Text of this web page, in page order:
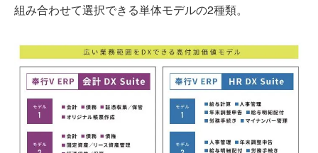
組み合わせて選択できる単体モデルの2種類。